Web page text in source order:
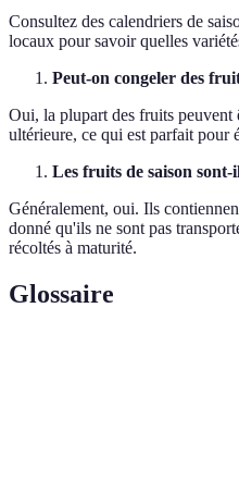
Consultez des calendriers de
locaux pour savoir quelles
Peut-on congeler des
Oui, la plupart des fruits peuvent
ultérieure, ce qui est parfait pour
Les fruits de saison
Généralement, oui. Ils
donné qu'ils ne sont pas
récoltés à maturité.
Glossaire